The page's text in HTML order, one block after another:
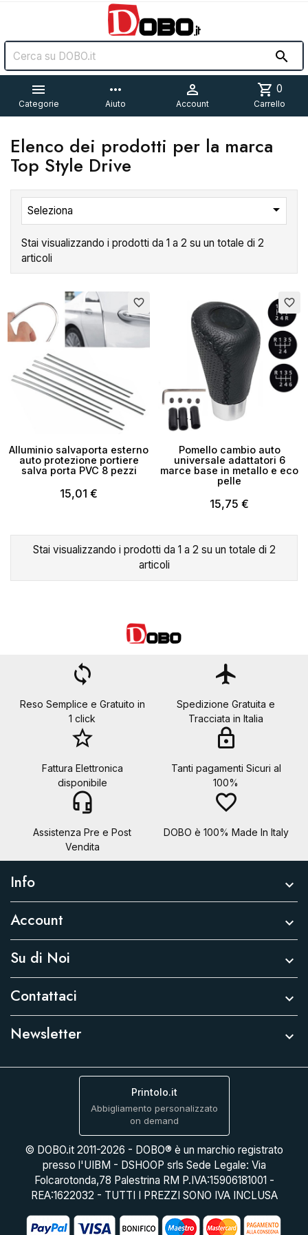


Categorie
more_horiz
Aiuto

Account
shopping_cart 0
Carrello
Elenco dei prodotti per la marca
Top Style Drive
Seleziona 
Stai visualizzando i prodotti da 1 a 2 su un totale di 2
articoli
favorite_border
Alluminio salvaporta esterno
auto protezione portiere
salva porta PVC 8 pezzi
15,01 €
favorite_border
Pomello cambio auto
universale adattatori 6
marce base in metallo e eco
pelle
15,75 €
Stai visualizzando i prodotti da 1 a 2 su un totale di 2
articoli
loop
Reso Semplice e Gratuito in
1 click
flight
Spedizione Gratuita e
Tracciata in Italia
star_border
Fattura Elettronica
disponibile
lock
Tanti pagamenti Sicuri al
100%
headset_mic
Assistenza Pre e Post
Vendita
favorite_border
DOBO è 100% Made In Italy
Info 
Account 
Su di Noi 
Contattaci 
Newsletter 
Crea lista dei desideri ×
Printolo.it
Abbigliamento personalizzato
on demand
© DOBO.it 2011-2026 - DOBO® è un marchio registrato
presso l'UIBM - DSHOOP srls Sede Legale: Via
Folcarotonda,78 Palestrina RM P.IVA:15906181001 -
REA:1622032 - TUTTI I PREZZI SONO IVA INCLUSA